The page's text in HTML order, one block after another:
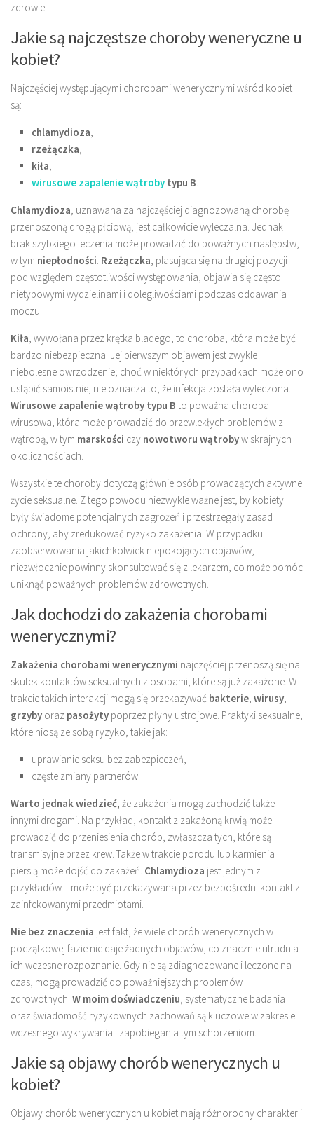
zdrowie.
Jakie są najczęstsze choroby weneryczne u
kobiet?
Najczęściej występującymi chorobami wenerycznymi wśród kobiet
są:
chlamydioza,
rzeżączka,
kiła,
wirusowe zapalenie wątroby typu B.
Chlamydioza, uznawana za najczęściej diagnozowaną chorobę
przenoszoną drogą płciową, jest całkowicie wyleczalna. Jednak
brak szybkiego leczenia może prowadzić do poważnych następstw,
w tym niepłodności. Rzeżączka, plasująca się na drugiej pozycji
pod względem częstotliwości występowania, objawia się często
nietypowymi wydzielinami i dolegliwościami podczas oddawania
moczu.
Kiła, wywołana przez krętka bladego, to choroba, która może być
bardzo niebezpieczna. Jej pierwszym objawem jest zwykle
niebolesne owrzodzenie; choć w niektórych przypadkach może ono
ustąpić samoistnie, nie oznacza to, że infekcja została wyleczona.
Wirusowe zapalenie wątroby typu B to poważna choroba
wirusowa, która może prowadzić do przewlekłych problemów z
wątrobą, w tym marskości czy nowotworu wątrobyw skrajnych
okolicznościach.
Wszystkie te choroby dotyczą głównie osób prowadzących aktywne
życie seksualne. Z tego powodu niezwykle ważne jest, by kobiety
były świadome potencjalnych zagrożeń i przestrzegały zasad
ochrony, aby zredukować ryzyko zakażenia. W przypadku
zaobserwowania jakichkolwiek niepokojących objawów,
niezwłocznie powinny skonsultować się z lekarzem, co może pomóc
uniknąć poważnych problemów zdrowotnych.
Jak dochodzi do zakażenia chorobami
wenerycznymi?
Zakażenia chorobami wenerycznymi najczęściej przenoszą się na
skutek kontaktów seksualnych z osobami, które są już zakażone. W
trakcie takich interakcji mogą się przekazywać bakterie, wirusy,
grzyby oraz pasożyty poprzez płyny ustrojowe. Praktyki seksualne,
które niosą ze sobą ryzyko, takie jak:
uprawianie seksu bez zabezpieczeń,
częste zmiany partnerów.
Warto jednak wiedzieć, że zakażenia mogą zachodzić także
innymi drogami. Na przykład, kontakt z zakażoną krwią może
prowadzić do przeniesienia chorób, zwłaszcza tych, które są
transmisyjne przez krew. Także w trakcie porodu lub karmienia
piersią może dojść do zakażeń. Chlamydioza jest jednym z
przykładów – może być przekazywana przez bezpośredni kontakt z
zainfekowanymi przedmiotami.
Nie bez znaczenia jest fakt, że wiele chorób wenerycznych w
początkowej fazie nie daje żadnych objawów, co znacznie utrudnia
ich wczesne rozpoznanie. Gdy nie są zdiagnozowane i leczone na
czas, mogą prowadzić do poważniejszych problemów
zdrowotnych. W moim doświadczeniu, systematyczne badania
oraz świadomość ryzykownych zachowań są kluczowe w zakresie
wczesnego wykrywania i zapobiegania tym schorzeniom.
Jakie są objawy chorób wenerycznych u
kobiet?
Objawy chorób wenerycznych u kobiet mają różnorodny charakter i